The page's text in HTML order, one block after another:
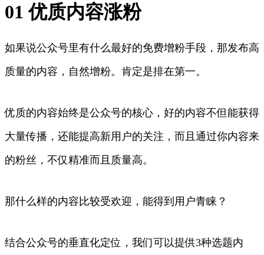
01 优质内容涨粉
如果说公众号里有什么最好的免费增粉手段，那发布高
质量的内容，自然增粉。肯定是排在第一。
优质的内容始终是公众号的核心，好的内容不但能获得
大量传播，还能提高新用户的关注，而且通过你内容来
的粉丝，不仅精准而且质量高。
那什么样的内容比较受欢迎，能得到用户青睐？
结合公众号的垂直化定位，我们可以提供3种选题内